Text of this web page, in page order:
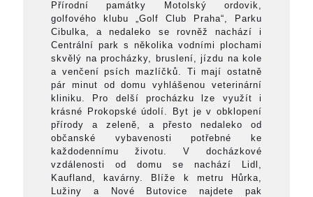
Přírodní památky Motolský ordovik,
golfového klubu „Golf Club Praha“, Parku
Cibulka, a nedaleko se rovněž nachází i
Centrální park s několika vodními plochami
skvělý na procházky, bruslení, jízdu na kole
a venčení psích mazlíčků. Ti mají ostatně
pár minut od domu vyhlášenou veterinární
kliniku. Pro delší procházku lze využít i
krásné Prokopské údolí. Byt je v obklopení
přírody a zeleně, a přesto nedaleko od
občanské vybavenosti potřebné ke
každodennímu životu. V docházkové
vzdálenosti od domu se nachází Lidl,
Kaufland, kavárny. Blíže k metru Hůrka,
Lužiny a Nové Butovice najdete pak